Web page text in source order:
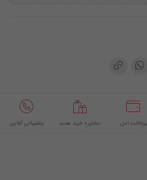
پرداخت امن مشاوره خرید هدیه پشتیبانی آنلاین